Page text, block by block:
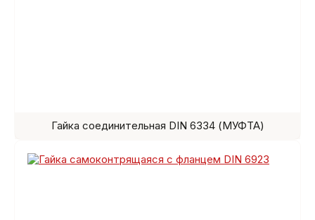
Гайка соединительная DIN 6334 (МУФТА)